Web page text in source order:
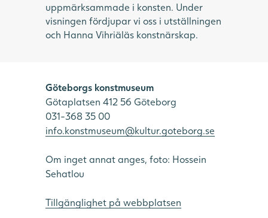
uppmärksammade i konsten. Under
visningen fördjupar vi oss i utställningen
och Hanna Vihriäläs konstnärskap.
Göteborgs konstmuseum
Götaplatsen 412 56 Göteborg
031-368 35 00
info.konstmuseum@kultur.goteborg.se
Om inget annat anges, foto: Hossein
Sehatlou
Tillgänglighet på webbplatsen